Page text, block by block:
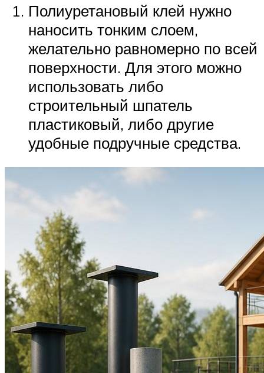
Полиуретановый клей нужно
наносить тонким слоем,
желательно равномерно по всей
поверхности. Для этого можно
использовать либо
строительный шпатель
пластиковый, либо другие
удобные подручные средства.